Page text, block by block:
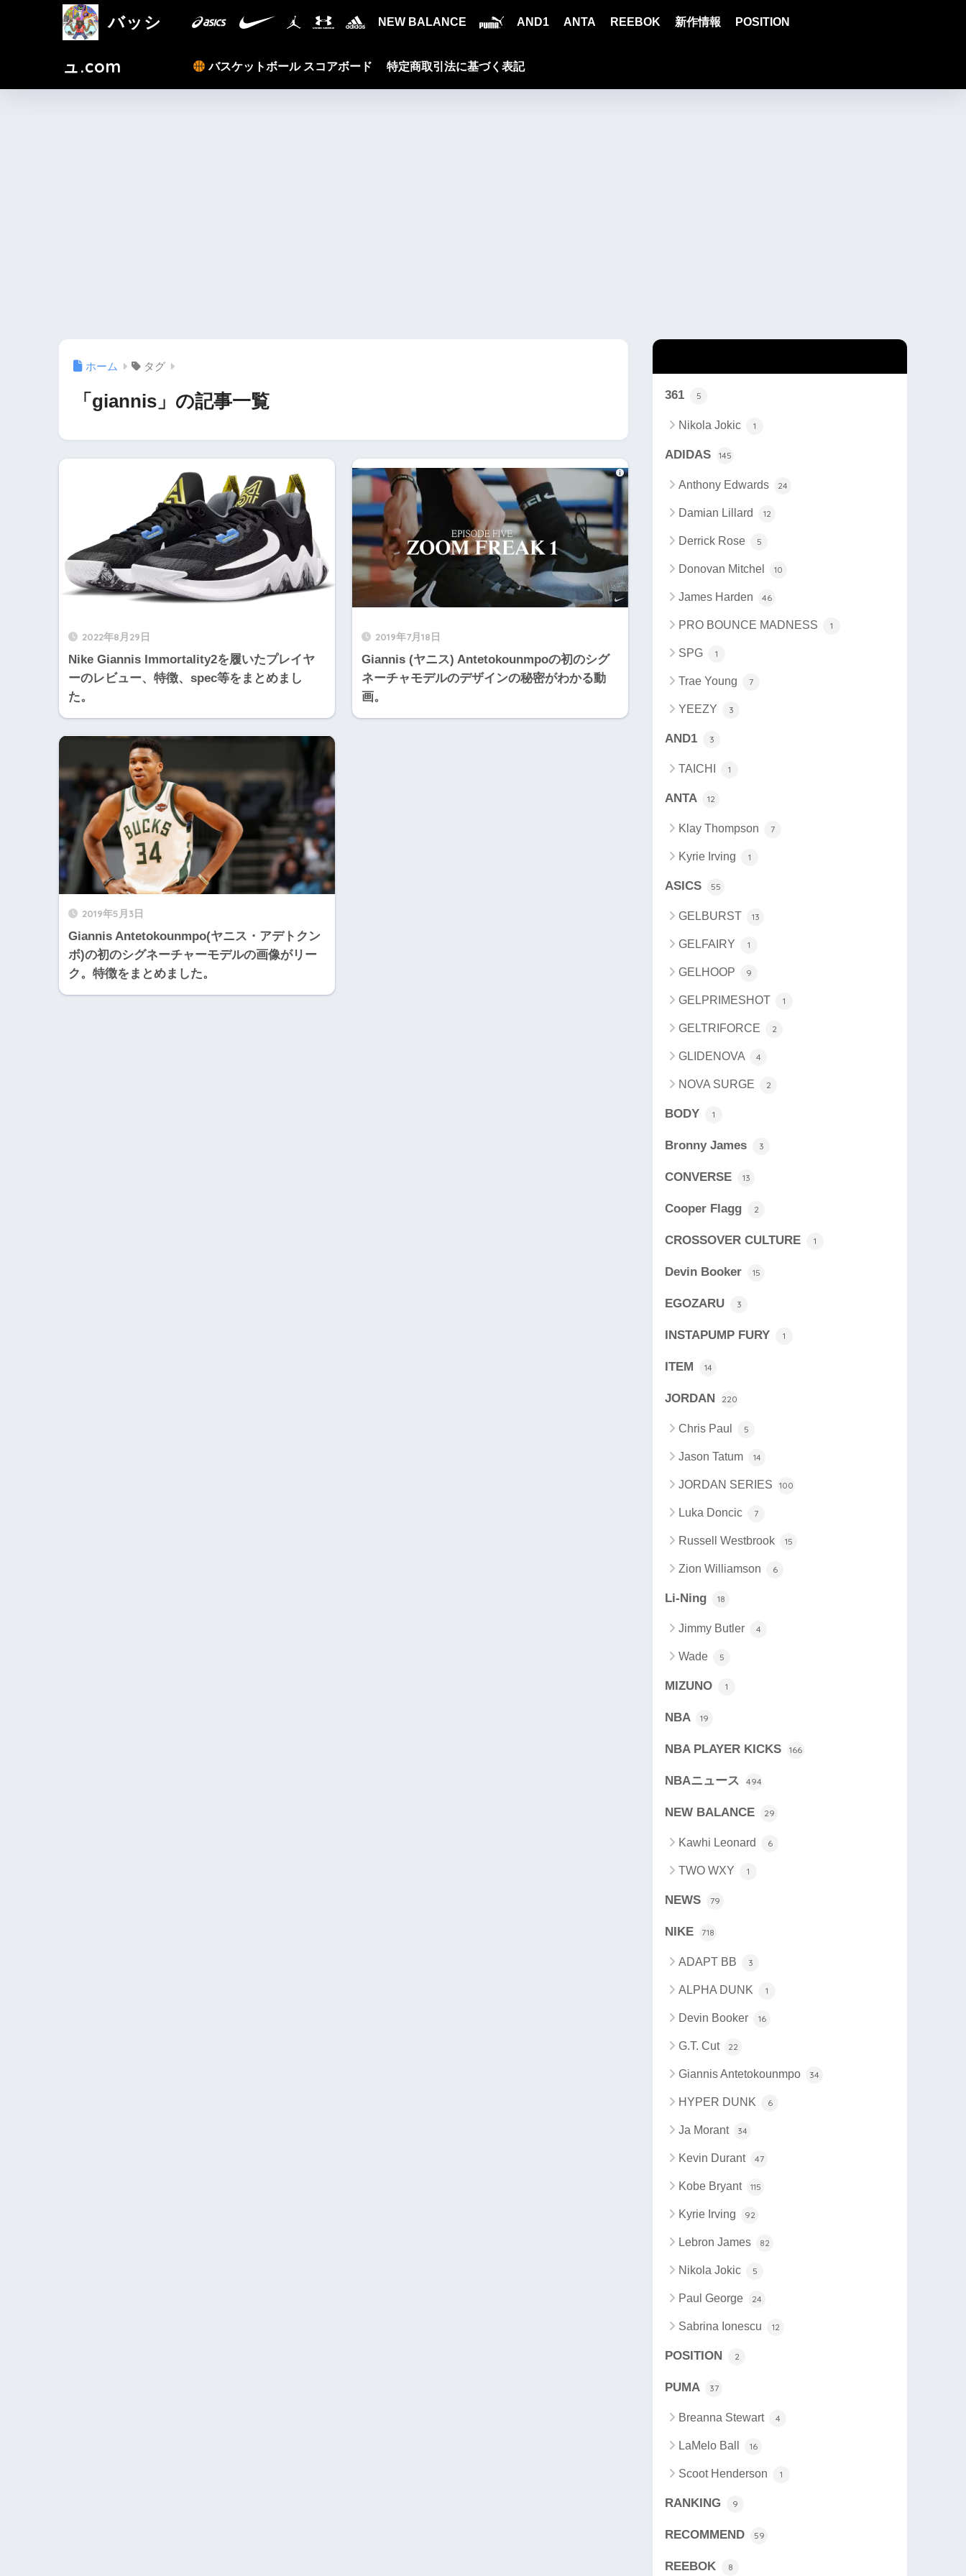
バッシ
ュ.com
NEW BALANCE AND1 ANTA REEBOK 新作情報 POSITION
バスケットボール スコアボード 特定商取引法に基づく表記
ホーム タグ
「giannis」の記事一覧
2022年8月29日
Nike Giannis Immortality2を履いたプレイヤ
ーのレビュー、特徴、spec等をまとめまし
た。
2019年7月18日
Giannis (ヤニス) Antetokounmpoの初のシグ
ネーチャモデルのデザインの秘密がわかる動
画。
2019年5月3日
Giannis Antetokounmpo(ヤニス・アデトクン
ボ)の初のシグネーチャーモデルの画像がリー
ク。特徴をまとめました。
361 5
Nikola Jokic 1
ADIDAS 145
Anthony Edwards 24
Damian Lillard 12
Derrick Rose 5
Donovan Mitchel 10
James Harden 46
PRO BOUNCE MADNESS 1
SPG 1
Trae Young 7
YEEZY 3
AND1 3
TAICHI 1
ANTA 12
Klay Thompson 7
Kyrie Irving 1
ASICS 55
GELBURST 13
GELFAIRY 1
GELHOOP 9
GELPRIMESHOT 1
GELTRIFORCE 2
GLIDENOVA 4
NOVA SURGE 2
BODY 1
Bronny James 3
CONVERSE 13
Cooper Flagg 2
CROSSOVER CULTURE 1
Devin Booker 15
EGOZARU 3
INSTAPUMP FURY 1
ITEM 14
JORDAN 220
Chris Paul 5
Jason Tatum 14
JORDAN SERIES 100
Luka Doncic 7
Russell Westbrook 15
Zion Williamson 6
Li-Ning 18
Jimmy Butler 4
Wade 5
MIZUNO 1
NBA 19
NBA PLAYER KICKS 166
NBAニュース 494
NEW BALANCE 29
Kawhi Leonard 6
TWO WXY 1
NEWS 79
NIKE 718
ADAPT BB 3
ALPHA DUNK 1
Devin Booker 16
G.T. Cut 22
Giannis Antetokounmpo 34
HYPER DUNK 6
Ja Morant 34
Kevin Durant 47
Kobe Bryant 115
Kyrie Irving 92
Lebron James 82
Nikola Jokic 5
Paul George 24
Sabrina Ionescu 12
POSITION 2
PUMA 37
Breanna Stewart 4
LaMelo Ball 16
Scoot Henderson 1
RANKING 9
RECOMMEND 59
REEBOK 8